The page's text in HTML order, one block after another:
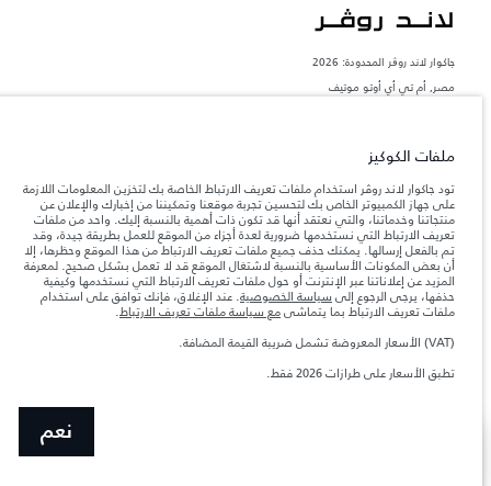
جاكوار لاند روڨر المحدودة: 2026
مصر, أم تي أي أوتو موتيف
والحمولة.
المعلومات والمواصفات والأسعار والألوان المذكورة على هذا الموقع قد تختلف من بلد إلى
آخر، كما أنّها قد تتغير بدون إشعار مسبق. الرجاء التواصل مع وكيلنا المحلي للتأكد من توفّرها
والتحقق من الأسعار.
ملاحظة مهمة حول الصور والمواصفات. إن النقص العالمي في أشباه الموصلات يؤثر حاليًا
في مواصفات تصميم السيارات وتوفر الخيارات وتوقيتات التصاميم. هذا ظرف ديناميكي
للغاية، ونتيجة لذلك، قد لا تمثّل الصور المستخدَمة ضمن موقع الويب حاليًا المواصفات الحالية
بالكامل بالنسبة إلى الميزات والخيارات والحلية ومجموعات الألوان. يرجى استشارة وكيلك الذي
سيتمكّن من تأكيد أي تقييدات حالية معك للسماح لك باتخاذ قرار مدروس
الأرقام المقدمة هي نتيجة لاختبارات المصنع الرسمية وفقاً لتشريعات الاتحاد الأوروبي. قد
الأرقام بغرض المقارنة فحسب.
ملفات الكوكيز
تود جاكوار لاند روڤر استخدام ملفات تعريف الارتباط الخاصة بك لتخزين المعلومات اللازمة
على جهاز الكمبيوتر الخاص بك لتحسين تجربة موقعنا وتمكيننا من إخبارك والإعلان عن
منتجاتنا وخدماتنا، والتي نعتقد أنها قد تكون ذات أهمية بالنسبة إليك. واحد من ملفات
تعريف الارتباط التي نستخدمها ضرورية لعدة أجزاء من الموقع للعمل بطريقة جيدة، وقد
تم بالفعل إرسالها. يمكنك حذف جميع ملفات تعريف الارتباط من هذا الموقع وحظرها، إلا
أن بعض المكونات الأساسية بالنسبة لاشتغال الموقع قد لا تعمل بشكل صحيح. لمعرفة
المزيد عن إعلاناتنا عبر الإنترنت أو حول ملفات تعريف الارتباط التي نستخدمها وكيفية
حذفها، يرجى الرجوع إلى سياسة الخصوصية. عند الإغلاق، فإنك توافق على استخدام
ملفات تعريف الارتباط بما يتماشىمع سياسة ملفات تعريف الارتباط.
(VAT) الأسعار المعروضة تشمل ضريبة القيمة المضافة.
تطبق الأسعار على طرازات 2026 فقط.
نعم
ابحث عن وكيل